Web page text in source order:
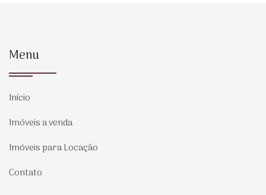
Menu
Início
Imóveis a venda
Imóveis para Locação
Contato